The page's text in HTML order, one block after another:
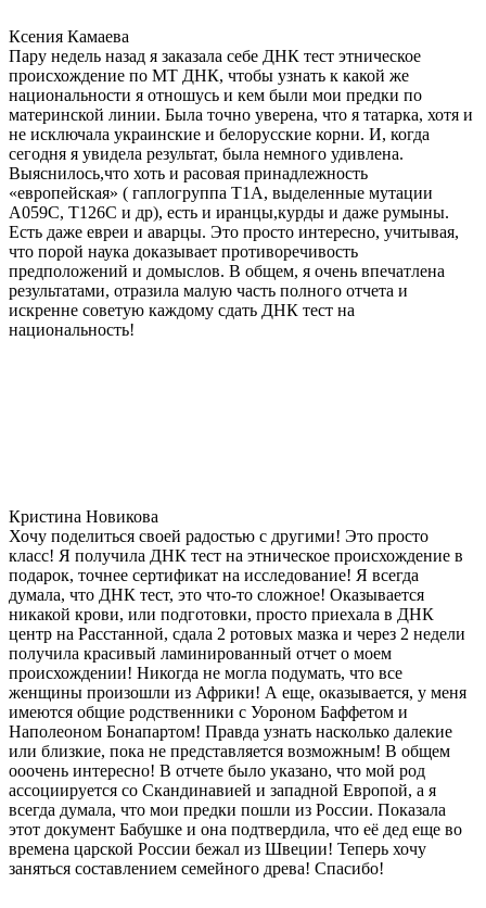
Ксения Камаева
Пару недель назад я заказала себе ДНК тест этническое
происхождение по МТ ДНК, чтобы узнать к какой же
национальности я отношусь и кем были мои предки по
материнской линии. Была точно уверена, что я татарка, хотя и
не исключала украинские и белорусские корни. И, когда
сегодня я увидела результат, была немного удивлена.
Выяснилось,что хоть и расовая принадлежность
«европейская» ( гаплогруппа T1A, выделенные мутации
A059C, T126C и др), есть и иранцы,курды и даже румыны.
Есть даже евреи и аварцы. Это просто интересно, учитывая,
что порой наука доказывает противоречивость
предположений и домыслов. В общем, я очень впечатлена
результатами, отразила малую часть полного отчета и
искренне советую каждому сдать ДНК тест на
национальность!
Кристина Новикова
Хочу поделиться своей радостью с другими! Это просто
класс! Я получила ДНК тест на этническое происхождение в
подарок, точнее сертификат на исследование! Я всегда
думала, что ДНК тест, это что-то сложное! Оказывается
никакой крови, или подготовки, просто приехала в ДНК
центр на Расстанной, сдала 2 ротовых мазка и через 2 недели
получила красивый ламинированный отчет о моем
происхождении! Никогда не могла подумать, что все
женщины произошли из Африки! А еще, оказывается, у меня
имеются общие родственники с Уороном Баффетом и
Наполеоном Бонапартом! Правда узнать насколько далекие
или близкие, пока не представляется возможным! В общем
ооочень интересно! В отчете было указано, что мой род
ассоциируется со Скандинавией и западной Европой, а я
всегда думала, что мои предки пошли из России. Показала
этот документ Бабушке и она подтвердила, что её дед еще во
времена царской России бежал из Швеции! Теперь хочу
заняться составлением семейного древа! Спасибо!